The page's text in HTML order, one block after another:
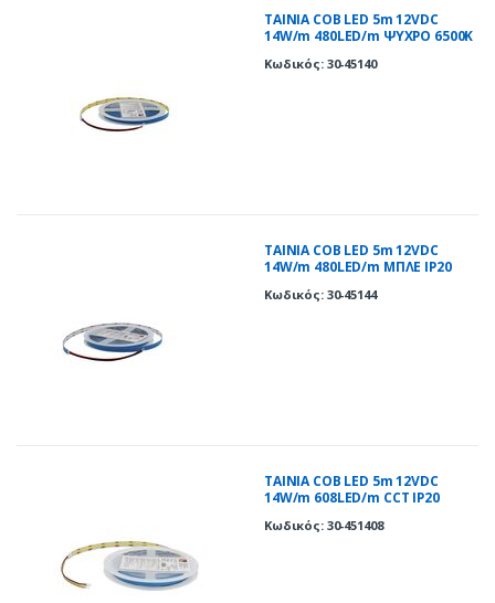
ΤΑΙΝΙΑ COB LED 5m 12VDC
14W/m 480LED/m ΨΥΧΡΟ 6500K
Κωδικός: 30-45140
ΤΑΙΝΙΑ COB LED 5m 12VDC
14W/m 480LED/m ΜΠΛΕ IP20
Κωδικός: 30-45144
ΤΑΙΝΙΑ COB LED 5m 12VDC
14W/m 608LED/m CCT IP20
Κωδικός: 30-451408